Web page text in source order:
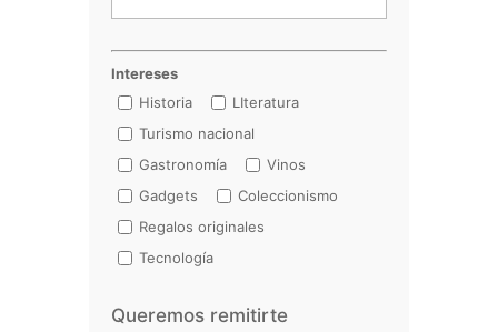
Intereses
Historia
LIteratura
Turismo nacional
Gastronomía
Vinos
Gadgets
Coleccionismo
Regalos originales
Tecnología
Queremos remitirte